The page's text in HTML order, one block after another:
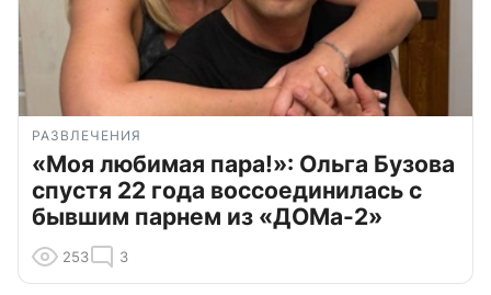
РАЗВЛЕЧЕНИЯ
«Моя любимая пара!»: Ольга Бузова
спустя 22 года воссоединилась с
бывшим парнем из «ДОМа-2»
253 3